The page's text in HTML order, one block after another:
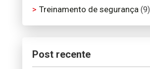
Treinamento de segurança(9)
Post recente